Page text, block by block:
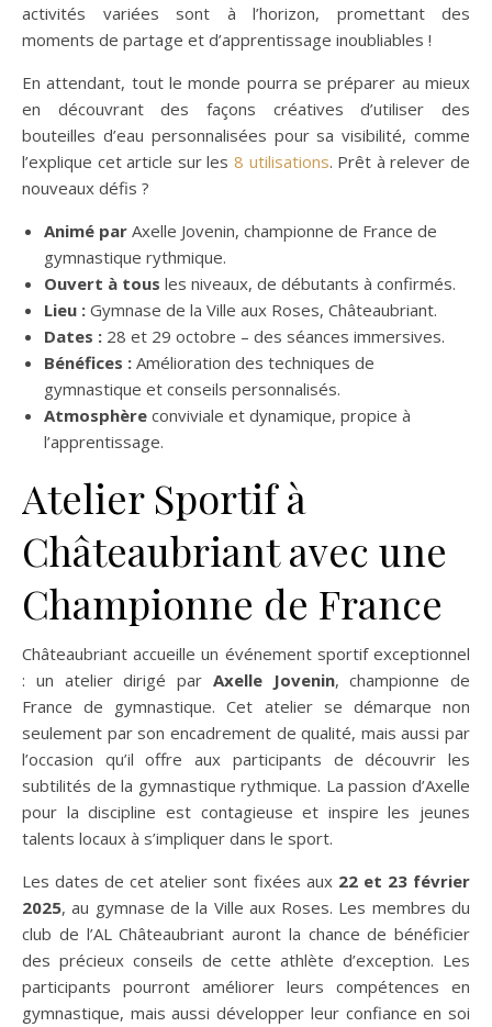
activités variées sont à l’horizon, promettant des
moments de partage et d’apprentissage inoubliables !
En attendant, tout le monde pourra se préparer au mieux
en découvrant des façons créatives d’utiliser des
bouteilles d’eau personnalisées pour sa visibilité, comme
l’explique cet article sur les 8 utilisations. Prêt à relever de
nouveaux défis ?
Animé par Axelle Jovenin, championne de France de
gymnastique rythmique.
Ouvert à tous les niveaux, de débutants à confirmés.
Lieu : Gymnase de la Ville aux Roses, Châteaubriant.
Dates : 28 et 29 octobre – des séances immersives.
Bénéfices : Amélioration des techniques de
gymnastique et conseils personnalisés.
Atmosphère conviviale et dynamique, propice à
l’apprentissage.
Atelier Sportif à
Châteaubriant avec une
Championne de France
Châteaubriant accueille un événement sportif exceptionnel
: un atelier dirigé par Axelle Jovenin, championne de
France de gymnastique. Cet atelier se démarque non
seulement par son encadrement de qualité, mais aussi par
l’occasion qu’il offre aux participants de découvrir les
subtilités de la gymnastique rythmique. La passion d’Axelle
pour la discipline est contagieuse et inspire les jeunes
talents locaux à s’impliquer dans le sport.
Les dates de cet atelier sont fixées aux 22 et 23 février
2025, au gymnase de la Ville aux Roses. Les membres du
club de l’AL Châteaubriant auront la chance de bénéficier
des précieux conseils de cette athlète d’exception. Les
participants pourront améliorer leurs compétences en
gymnastique, mais aussi développer leur confiance en soi